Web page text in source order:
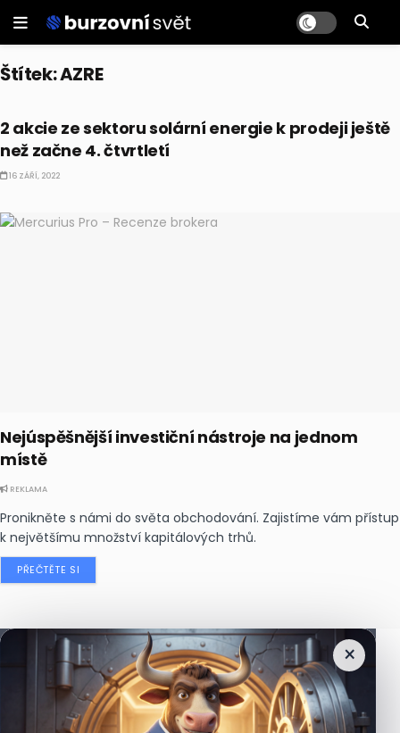
Štítek:AZRE
2 akcie ze sektoru solární energie k prodeji ještě
než začne 4. čtvrtletí
16 ZÁŘÍ, 2022
Nejúspěšnější investiční nástroje na jednom
místě
REKLAMA
Pronikněte s námi do světa obchodování. Zajistíme vám přístup
k největšímu množství kapitálových trhů.
PŘEČTĚTE SI
×
Nejčtenějšízprávy